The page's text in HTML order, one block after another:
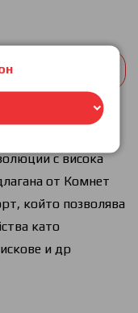
IPTV
с висока
от Комнет
който позволява
като
и др